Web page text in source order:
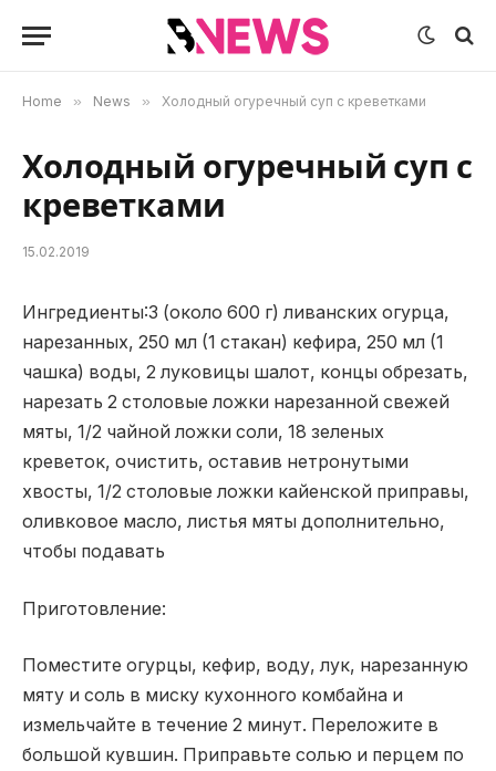
Home » News » Холодный огуречный суп с креветками
Холодный огуречный суп с
креветками
15.02.2019
Ингредиенты:3 (около 600 г) ливанских огурца,
нарезанных, 250 мл (1 стакан) кефира, 250 мл (1
чашка) воды, 2 луковицы шалот, концы обрезать,
нарезать 2 столовые ложки нарезанной свежей
мяты, 1/2 чайной ложки соли, 18 зеленых
креветок, очистить, оставив нетронутыми
хвосты, 1/2 столовые ложки кайенской приправы,
оливковое масло, листья мяты дополнительно,
чтобы подавать
Приготовление:
Поместите огурцы, кефир, воду, лук, нарезанную
мяту и соль в миску кухонного комбайна и
измельчайте в течение 2 минут. Переложите в
большой кувшин. Приправьте солью и перцем по